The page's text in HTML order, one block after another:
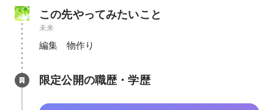
この先やってみたいこと
未来
編集　物作り
限定公開の職歴・学歴